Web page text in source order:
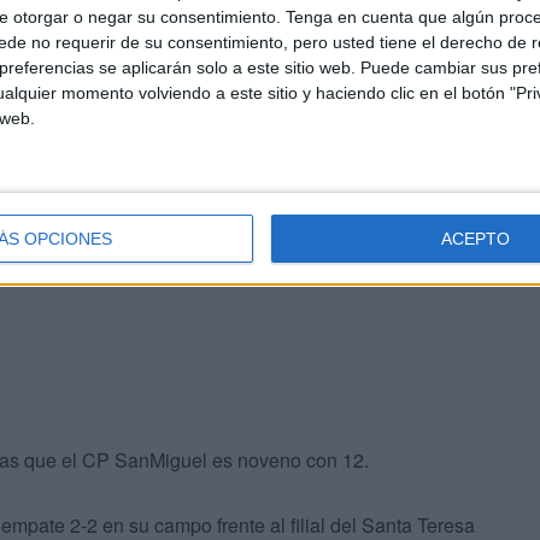
otorgar o negar su consentimiento. Tenga en cuenta que algún
no requerir de su consentimiento, pero usted tiene el derecho de
se aplicarán solo a este sitio web. Puede cambiar sus
momento volviendo a este sitio y haciendo clic en el botón
OPCIONES ACEPTO
en el liderato con 25 puntos seguido por el filial del
la Torre, con 24, tercero el Granada CF con 23 y el
une a la lucha por el ascenso a Primera División,
de esta lucha con 19 puntos.
cordobés del AD El Naranjo que derrotó por 2-1
que el CP SanMiguel es noveno con 12.
2-2 en su campo frente al filial del Santa Teresa